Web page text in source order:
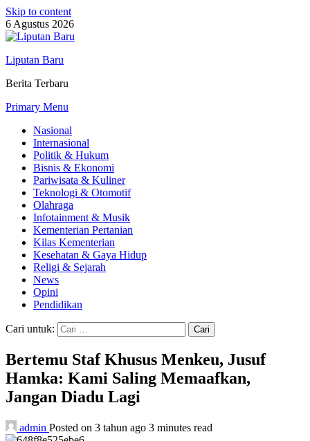
Skip to content
6 Agustus 2026
Liputan Baru
Berita Terbaru
Primary Menu
Nasional
Internasional
Politik & Hukum
Bisnis & Ekonomi
Pariwisata & Kuliner
Teknologi & Otomotif
Olahraga
Infotainment & Musik
Kementerian Pertanian
Kilas Kementerian
Kesehatan & Gaya Hidup
Religi & Sejarah
News
Opini
Pendidikan
Cari untuk:
Bertemu Staf Khusus Menkeu, Jusuf
Hamka: Kami Saling Memaafkan,
Jangan Diadu Lagi
admin Posted on 3 tahun ago 3 minutes read